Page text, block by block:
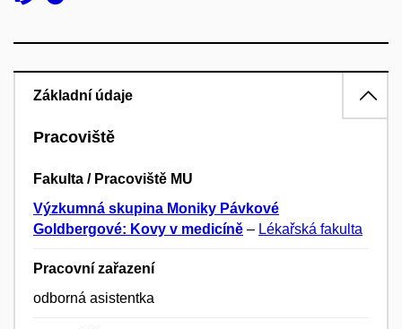
Základní údaje
Pracoviště
Fakulta / Pracoviště MU
Výzkumná skupina Moniky Pávkové
Goldbergové: Kovy v medicíně – Lékařská fakulta
Pracovní zařazení
odborná asistentka